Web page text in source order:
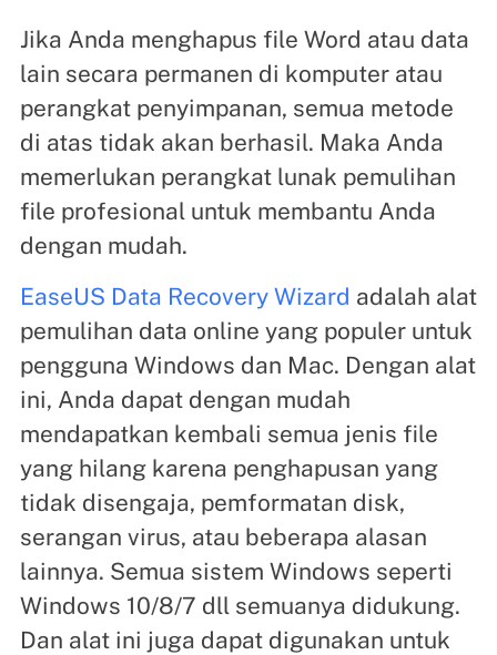
Jika Anda menghapus file Word atau data
lain secara permanen di komputer atau
perangkat penyimpanan, semua metode
di atas tidak akan berhasil. Maka Anda
memerlukan perangkat lunak pemulihan
file profesional untuk membantu Anda
dengan mudah.
EaseUS Data Recovery Wizard adalah alat
pemulihan data online yang populer untuk
pengguna Windows dan Mac. Dengan alat
ini, Anda dapat dengan mudah
mendapatkan kembali semua jenis file
yang hilang karena penghapusan yang
tidak disengaja, pemformatan disk,
serangan virus, atau beberapa alasan
lainnya. Semua sistem Windows seperti
Windows 10/8/7 dll semuanya didukung.
Dan alat ini juga dapat digunakan untuk